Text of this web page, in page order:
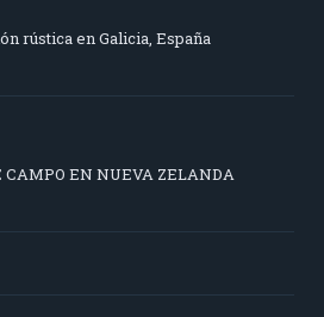
rústica en Galicia, España
CAMPO EN NUEVA ZELANDA